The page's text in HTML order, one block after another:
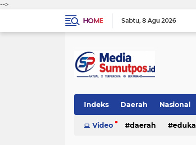
-->
HOME
Sabtu 8 Agu 2026
Indeks Daerah Nasional
Video daerah